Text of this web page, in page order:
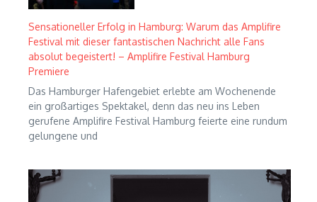
Sensationeller Erfolg in Hamburg: Warum das Amplifire
Festival mit dieser fantastischen Nachricht alle Fans
absolut begeistert! – Amplifire Festival Hamburg
Premiere
Das Hamburger Hafengebiet erlebte am Wochenende
ein großartiges Spektakel, denn das neu ins Leben
gerufene Amplifire Festival Hamburg feierte eine rundum
gelungene und